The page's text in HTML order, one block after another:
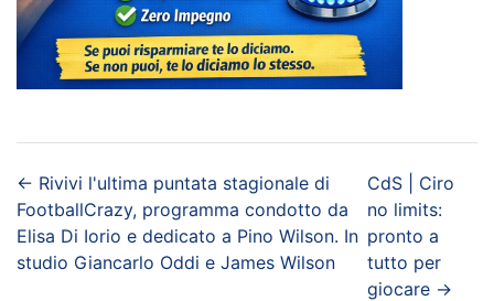
← Rivivi l'ultima puntata stagionale di
FootballCrazy, programma condotto da
Elisa Di Iorio e dedicato a Pino Wilson. In
studio Giancarlo Oddi e James Wilson
CdS | Ciro
no limits:
pronto a
tutto per
giocare →